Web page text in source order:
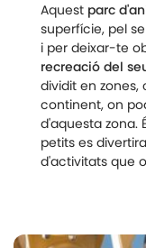
Aquest parc
superfície, pel
i per deixar-te
recreació del
dividit en
continent, on
d'aquesta zona.
petits es
d'activitats que